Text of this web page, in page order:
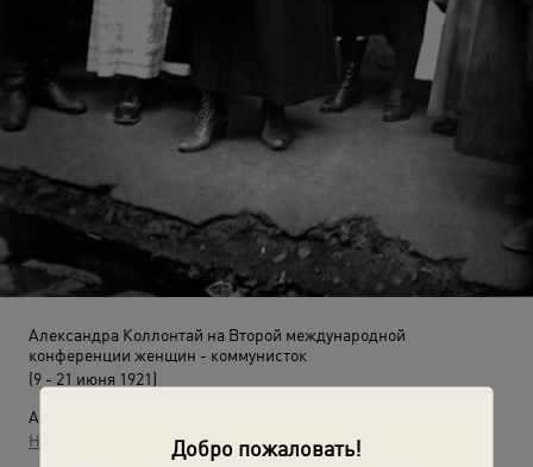
Добро пожаловать!
Александра Коллонтай на Второй международной
конференции женщин - коммунисток
(9 - 21 июня 1921)
Автор:
Неизвестный автор